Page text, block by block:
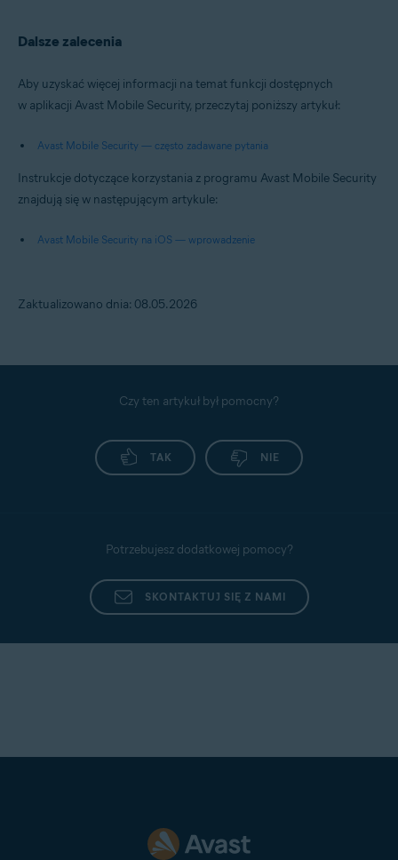
Dalsze zalecenia
Aby uzyskać więcej informacji na temat funkcji dostępnych
w aplikacji Avast Mobile Security, przeczytaj poniższy artykuł:
Avast Mobile Security — często zadawane pytania
Instrukcje dotyczące korzystania z programu Avast Mobile Security
znajdują się w następującym artykule:
Avast Mobile Security na iOS — wprowadzenie
Zaktualizowano dnia: 08.05.2026
Czy ten artykuł był pomocny?
TAK NIE
Potrzebujesz dodatkowej pomocy?
SKONTAKTUJ SIĘ Z NAMI